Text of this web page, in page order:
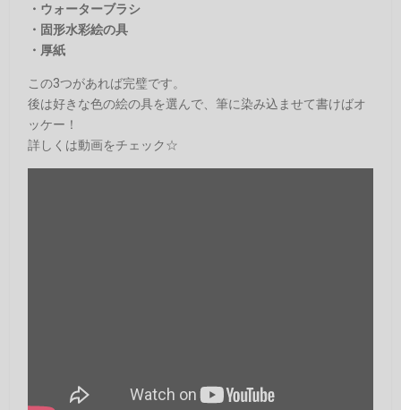
・ウォーターブラシ
・固形水彩絵の具
・厚紙
この3つがあれば完璧です。
後は好きな色の絵の具を選んで、筆に染み込ませて書けばオ
ッケー！
詳しくは動画をチェック☆